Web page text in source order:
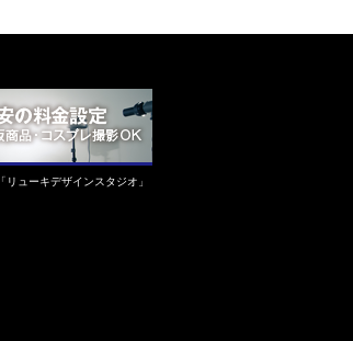
ューキデザインスタジオ」